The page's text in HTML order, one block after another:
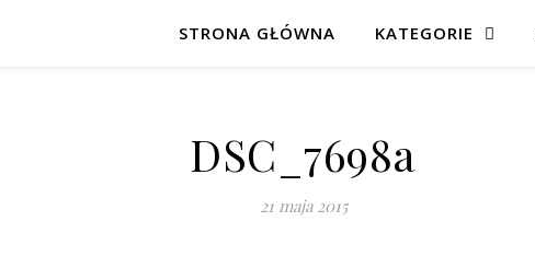
STRONA GŁÓWNA KATEGORIE
DSC_7698a
21 maja 2015